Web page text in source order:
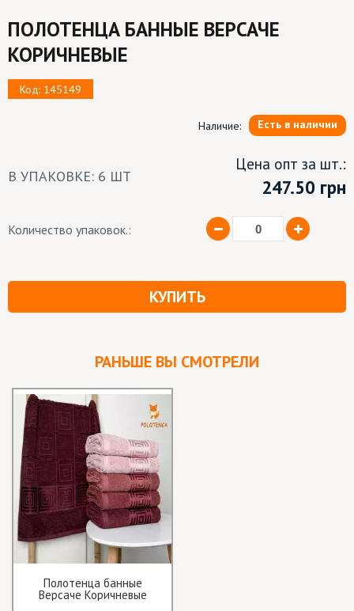
ПОЛОТЕНЦА БАННЫЕ ВЕРСАЧЕ
КОРИЧНЕВЫЕ
Код: 145149
Наличие: Есть в наличии
В УПАКОВКЕ: 6 ШТ
Цена опт за шт.:
247.50 грн
Количество упаковок.:
КУПИТЬ
РАНЬШЕ ВЫ СМОТРЕЛИ
Полотенца банные
Версаче Коричневые